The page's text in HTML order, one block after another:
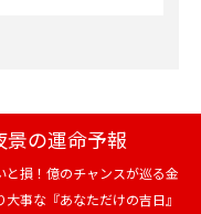
の運命予報
と損！億のチャンスが巡る金
事な『あなただけの吉日』